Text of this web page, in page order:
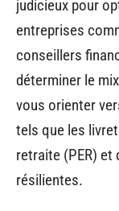
judicieux pour
entreprises
conseillers
déterminer le
vous orienter
tels que les
retraite (PER) et
résilientes.